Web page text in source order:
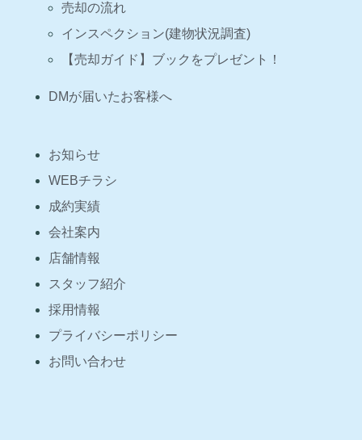
売却の流れ
インスペクション(建物状況調査)
【売却ガイド】ブックをプレゼント！
DMが届いたお客様へ
お知らせ
WEBチラシ
成約実績
会社案内
店舗情報
スタッフ紹介
採用情報
プライバシーポリシー
お問い合わせ